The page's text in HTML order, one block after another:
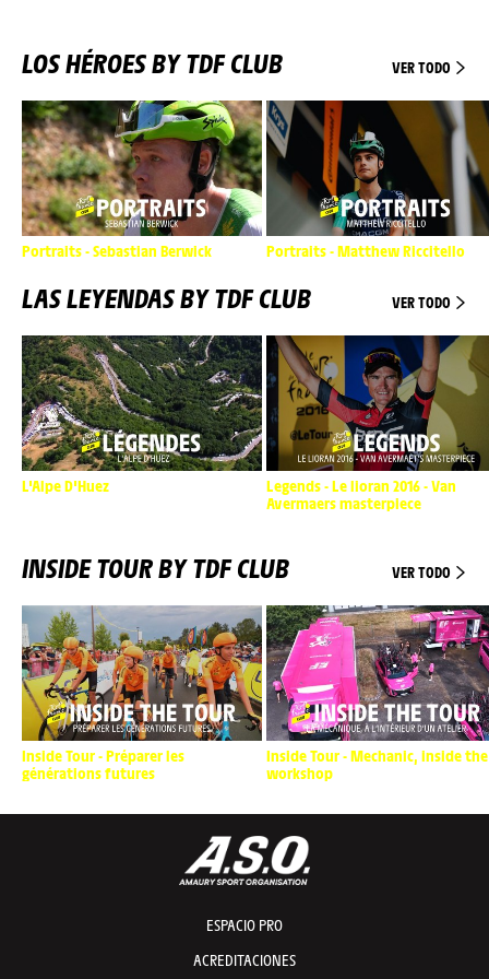
LOS HÉROES BY TDF CLUB VER TODO
Portraits - Sebastian Berwick Portraits - Matthew Riccitello
LAS LEYENDAS BY TDF CLUB VER TODO
L'Alpe D'Huez
Legends - Le lioran 2016 - Van
Avermaers masterpiece
INSIDE TOUR BY TDF CLUB VER TODO
Inside Tour - Préparer les
générations futures
Inside Tour - Mechanic, inside the
workshop
ESPACIO PRO
ACREDITACIONES